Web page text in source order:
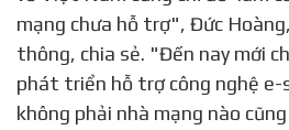
chưa có Việt Nam. Như vậy,
sim về Việt Nam thì sẽ không
công nghệ của nó. Điều này
Watch series 3 LTE.